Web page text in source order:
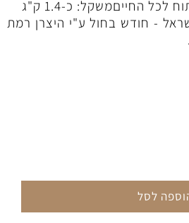
- חודש בחול ע"י היצרן רמת
לסל